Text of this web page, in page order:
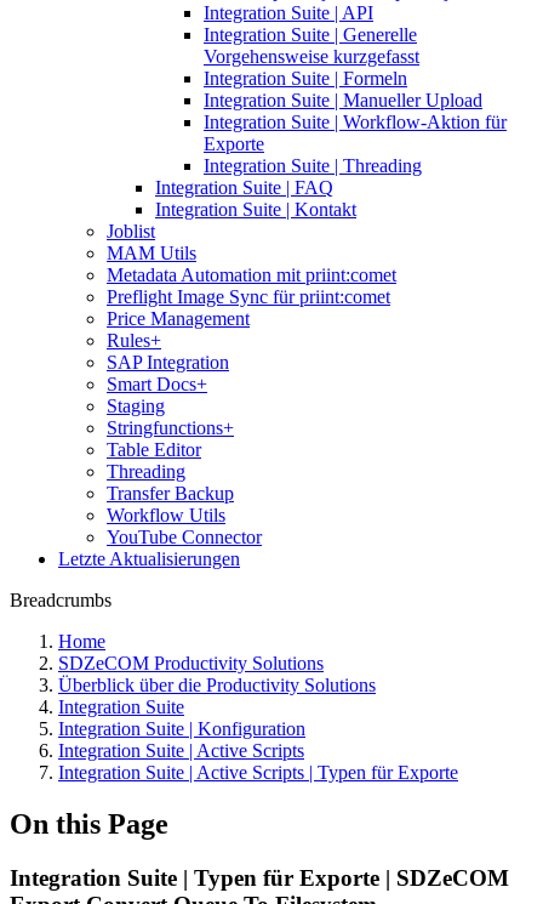
Integration Suite | API
Integration Suite | Generelle
Vorgehensweise kurzgefasst
Integration Suite | Formeln
Integration Suite | Manueller Upload
Integration Suite | Workflow-Aktion für
Exporte
Integration Suite | Threading
Integration Suite | FAQ
Integration Suite | Kontakt
Joblist
MAM Utils
Metadata Automation mit priint:comet
Preflight Image Sync für priint:comet
Price Management
Rules+
SAP Integration
Smart Docs+
Staging
Stringfunctions+
Table Editor
Threading
Transfer Backup
Workflow Utils
YouTube Connector
Letzte Aktualisierungen
Breadcrumbs
Home
SDZeCOM Productivity Solutions
Überblick über die Productivity Solutions
Integration Suite
Integration Suite | Konfiguration
Integration Suite | Active Scripts
Integration Suite | Active Scripts | Typen für Exporte
On this Page
Integration Suite | Typen für Exporte | SDZeCOM